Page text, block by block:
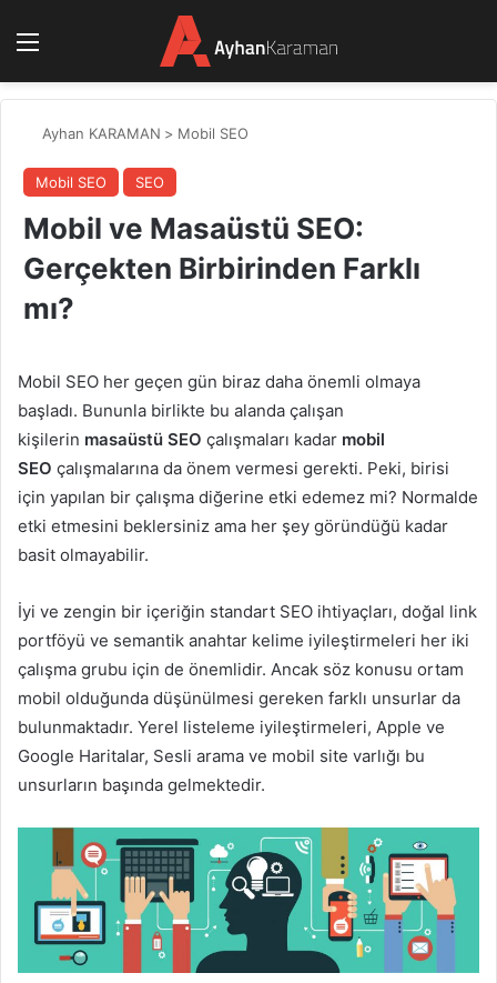
Ayhan KARAMAN > Mobil SEO
Mobil SEO SEO
Mobil ve Masaüstü SEO:
Gerçekten Birbirinden Farklı
mı?
Mobil SEO her geçen gün biraz daha önemli olmaya
başladı. Bununla birlikte bu alanda çalışan
kişilerin masaüstü SEO çalışmaları kadar mobil
SEO çalışmalarına da önem vermesi gerekti. Peki, birisi
için yapılan bir çalışma diğerine etki edemez mi? Normalde
etki etmesini beklersiniz ama her şey göründüğü kadar
basit olmayabilir.
İyi ve zengin bir içeriğin standart SEO ihtiyaçları, doğal link
portföyü ve semantik anahtar kelime iyileştirmeleri her iki
çalışma grubu için de önemlidir. Ancak söz konusu ortam
mobil olduğunda düşünülmesi gereken farklı unsurlar da
bulunmaktadır. Yerel listeleme iyileştirmeleri, Apple ve
Google Haritalar, Sesli arama ve mobil site varlığı bu
unsurların başında gelmektedir.